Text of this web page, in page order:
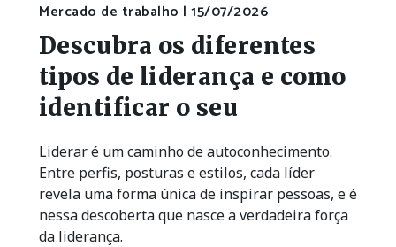
Mercado de trabalho | 15/07/2026
Descubra os diferentes
tipos de liderança e como
identificar o seu
Liderar é um caminho de autoconhecimento.
Entre perfis, posturas e estilos, cada líder
revela uma forma única de inspirar pessoas, e é
nessa descoberta que nasce a verdadeira força
da liderança.